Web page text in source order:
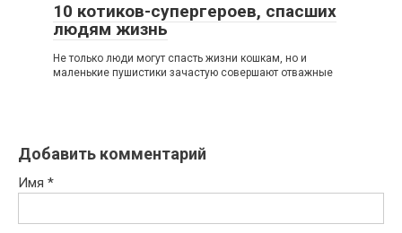
10 котиков-супергероев, спасших
людям жизнь
Не только люди могут спасть жизни кошкам, но и
маленькие пушистики зачастую совершают отважные
Добавить комментарий
Имя *